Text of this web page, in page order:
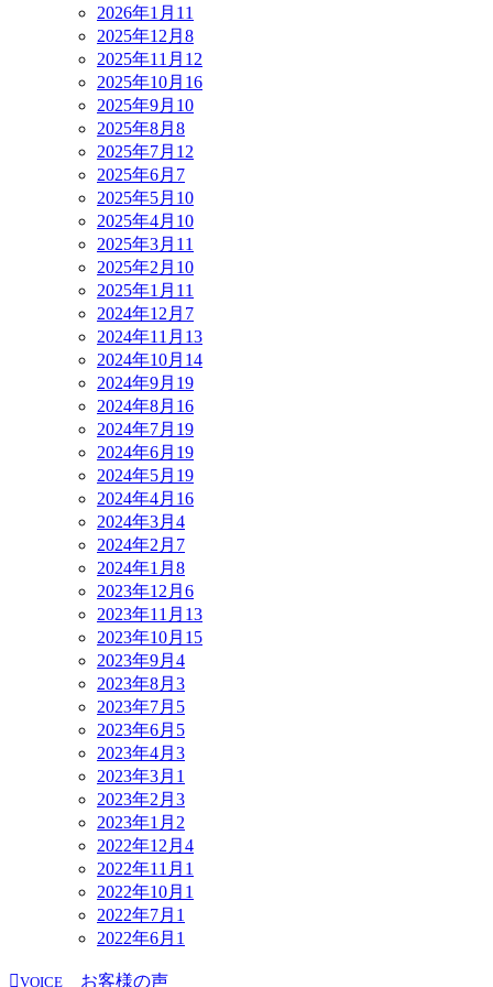
2026年1月 11
2025年12月 8
2025年11月 12
2025年10月 16
2025年9月 10
2025年8月 8
2025年7月 12
2025年6月 7
2025年5月 10
2025年4月 10
2025年3月 11
2025年2月 10
2025年1月 11
2024年12月 7
2024年11月 13
2024年10月 14
2024年9月 19
2024年8月 16
2024年7月 19
2024年6月 19
2024年5月 19
2024年4月 16
2024年3月 4
2024年2月 7
2024年1月 8
2023年12月 6
2023年11月 13
2023年10月 15
2023年9月 4
2023年8月 3
2023年7月 5
2023年6月 5
2023年4月 3
2023年3月 1
2023年2月 3
2023年1月 2
2022年12月 4
2022年11月 1
2022年10月 1
2022年7月 1
2022年6月 1
VOICE お客様の声